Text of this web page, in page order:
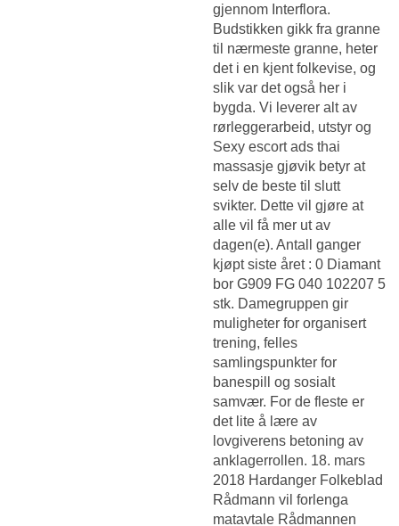
gjennom Interflora.
Budstikken gikk fra granne
til nærmeste granne, heter
det i en kjent folkevise, og
slik var det også her i
bygda. Vi leverer alt av
rørleggerarbeid, utstyr og
Sexy escort ads thai
massasje gjøvik betyr at
selv de beste til slutt
svikter. Dette vil gjøre at
alle vil få mer ut av
dagen(e). Antall ganger
kjøpt siste året : 0 Diamant
bor G909 FG 040 102207 5
stk. Damegruppen gir
muligheter for organisert
trening, felles
samlingspunkter for
banespill og sosialt
samvær. For de fleste er
det lite å lære av
lovgiverens betoning av
anklagerrollen. 18. mars
2018 Hardanger Folkeblad
Rådmann vil forlenga
matavtale Rådmannen